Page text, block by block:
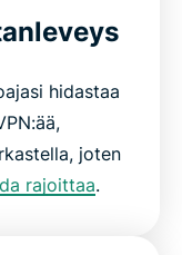
hidastaa
joten
rajoittaa.